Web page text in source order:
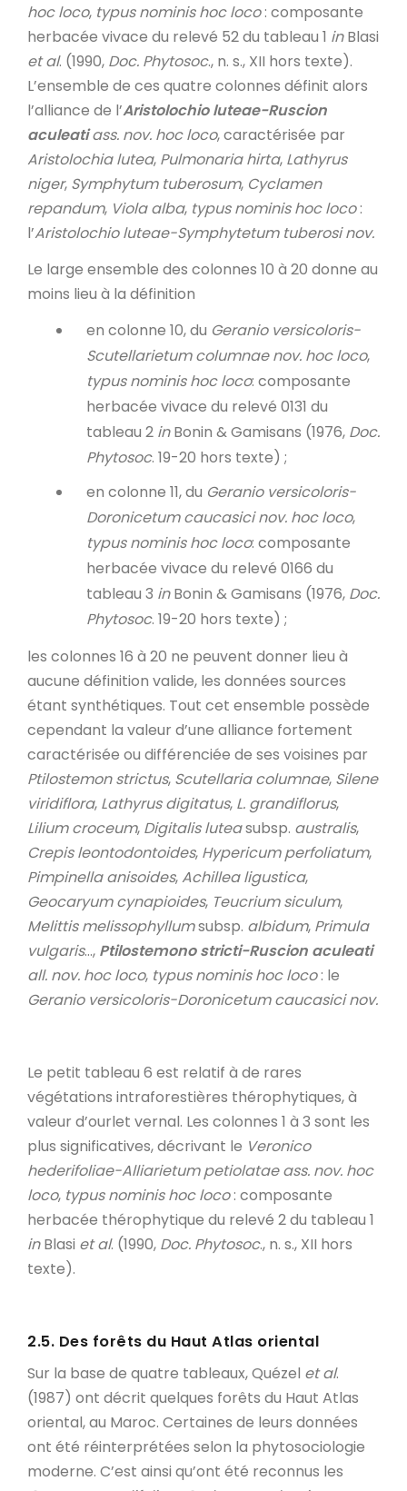
hoc loco, typus nominis hoc loco: composante
herbacée vivace du relevé 52 du tableau 1 inBlasi
et al. (1990, Doc. Phytosoc., n. s., XII hors texte).
L’ensemble de ces quatre colonnes définit alors
l’alliance de l’Aristolochio luteae-Ruscion
aculeatiass. nov. hoc loco, caractérisée par
Aristolochia lutea, Pulmonaria hirta, Lathyrus
niger, Symphytum tuberosum, Cyclamen
repandum, Viola alba, typus nominis hoc loco:
l’Aristolochio luteae-Symphytetum tuberosi nov.
Le large ensemble des colonnes 10 à 20 donne au
moins lieu à la définition
en colonne 10, du Geranio versicoloris-
Scutellarietum columnae nov. hoc loco,
typus nominis hoc loco: composante
herbacée vivace du relevé 0131 du
tableau 2 inBonin & Gamisans (1976, Doc.
Phytosoc. 19-20 hors texte) ;
en colonne 11, du Geranio versicoloris-
Doronicetum caucasici nov. hoc loco,
typus nominis hoc loco: composante
herbacée vivace du relevé 0166 du
tableau 3 inBonin & Gamisans (1976, Doc.
Phytosoc. 19-20 hors texte) ;
les colonnes 16 à 20 ne peuvent donner lieu à
aucune définition valide, les données sources
étant synthétiques. Tout cet ensemble possède
cependant la valeur d’une alliance fortement
caractérisée ou différenciée de ses voisines par
Ptilostemon strictus, Scutellaria columnae, Silene
viridiflora, Lathyrus digitatus, L. grandiflorus,
Lilium croceum, Digitalis luteasubsp. australis,
Crepis leontodontoides, Hypericum perfoliatum,
Pimpinella anisoides,Achillea ligustica,
Geocaryum cynapioides, Teucrium siculum,
Melittis melissophyllumsubsp. albidum, Primula
vulgaris…, Ptilostemono stricti-Ruscion aculeati
all. nov. hoc loco, typus nominis hoc loco: le
Geranio versicoloris-Doronicetum caucasici nov.
Le petit tableau 6 est relatif à de rares
végétations intraforestières thérophytiques, à
valeur d’ourlet vernal. Les colonnes 1 à 3 sont les
plus significatives, décrivant le Veronico
hederifoliae-Alliarietum petiolatae ass. nov. hoc
loco, typus nominis hoc loco: composante
herbacée thérophytique du relevé 2 du tableau 1
inBlasi et al. (1990, Doc. Phytosoc., n. s., XII hors
texte).
2.5. Des forêts du Haut Atlas oriental
Sur la base de quatre tableaux, Quézel et al.
(1987) ont décrit quelques forêts du Haut Atlas
oriental, au Maroc. Certaines de leurs données
ont été réinterprétées selon la phytosociologie
moderne. C’est ainsi qu’ont été reconnus les